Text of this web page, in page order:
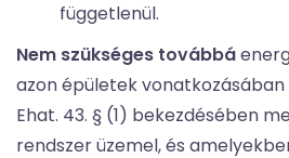
függetlenül.
Nem szükséges továbbá
azon épületek
Ehat. 43. § (1) bekezdésében
rendszer üzemel, és